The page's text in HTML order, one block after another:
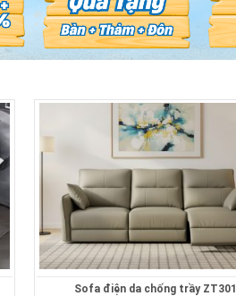
Sofa điện da chống trầy ZT301